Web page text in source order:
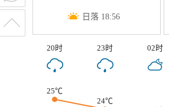
日落 18:56
20时 23时 02时
25℃
24℃